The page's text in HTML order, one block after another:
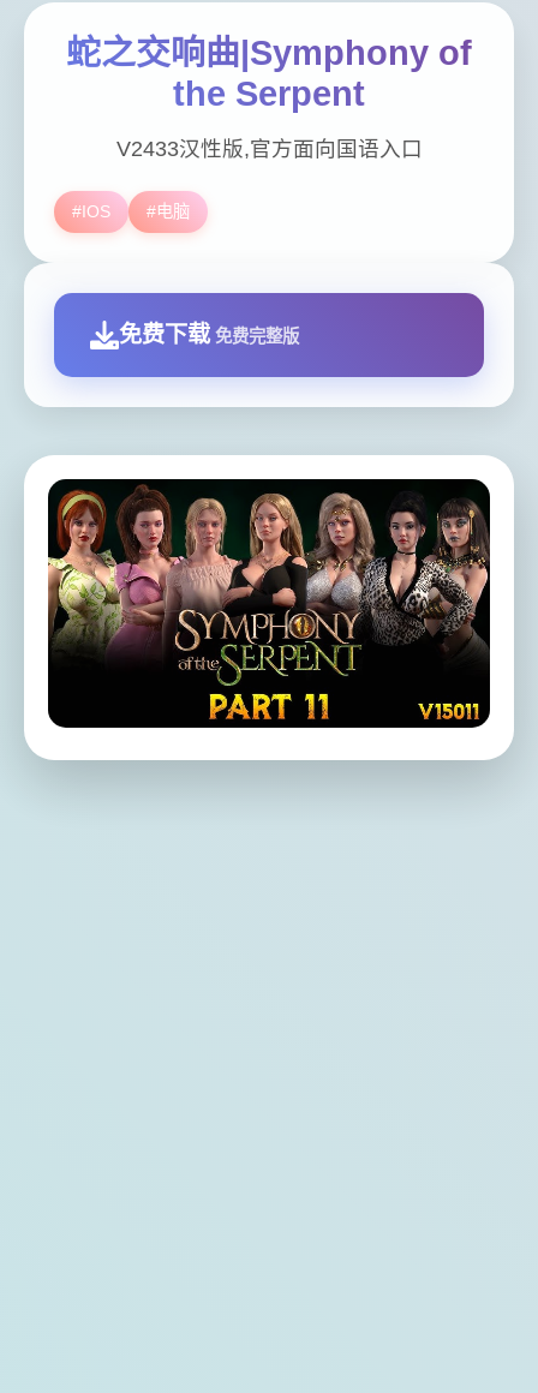
蛇之交响曲|Symphony of
the Serpent
V2433汉性版,官方面向国语入口
#IOS #电脑
免费下载 免费完整版